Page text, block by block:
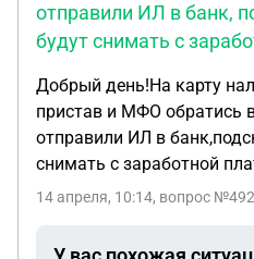
отправили ИЛ в банк,
будут снимать с
Добрый день!На карту
пристав и МФО обратись
отправили ИЛ в
снимать с заработной
14 апреля, 10:14, вопрос